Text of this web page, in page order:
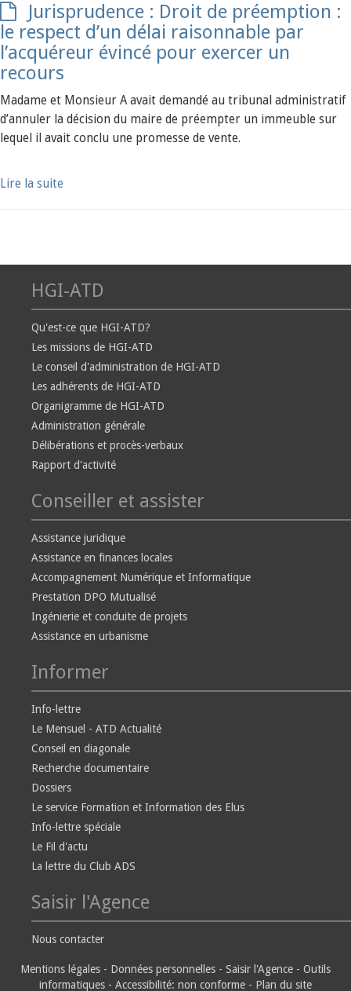
Jurisprudence : Droit de préemption :
le respect d’un délai raisonnable par
l’acquéreur évincé pour exercer un
recours
Madame et Monsieur A avait demandé au tribunal administratif
d’annuler la décision du maire de préempter un immeuble sur
lequel il avait conclu une promesse de vente.
Lire la suite
HGI-ATD
Qu'est-ce que HGI-ATD?
Les missions de HGI-ATD
Le conseil d'administration de HGI-ATD
Les adhérents de HGI-ATD
Organigramme de HGI-ATD
Administration générale
Délibérations et procès-verbaux
Rapport d'activité
Conseiller et assister
Assistance juridique
Assistance en finances locales
Accompagnement Numérique et Informatique
Prestation DPO Mutualisé
Ingénierie et conduite de projets
Assistance en urbanisme
Informer
Info-lettre
Le Mensuel - ATD Actualité
Conseil en diagonale
Recherche documentaire
Dossiers
Le service Formation et Information des Elus
Info-lettre spéciale
Le Fil d'actu
La lettre du Club ADS
Saisir l'Agence
Nous contacter
Mentions légales - Données personnelles - Saisir l'Agence - Outils
informatiques - Accessibilité: non conforme - Plan du site